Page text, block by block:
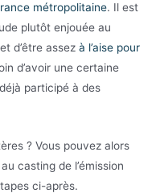
métropolitaine. Il est
plutôt enjouée au
d’être assez à l’aise pour
d’avoir une certaine
participé à des
? Vous pouvez alors
casting de l’émission
ci-après.